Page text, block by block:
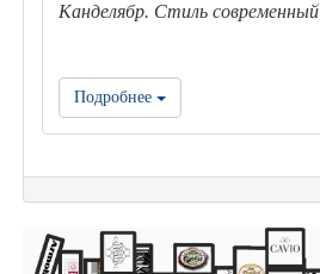
Канделябр. Стиль современный
Подробнее